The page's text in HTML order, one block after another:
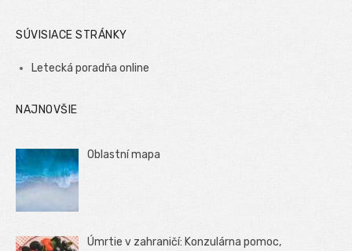
SÚVISIACE STRÁNKY
Letecká poradňa online
NAJNOVŠIE
Oblastní mapa
Úmrtie v zahraničí: Konzulárna pomoc,